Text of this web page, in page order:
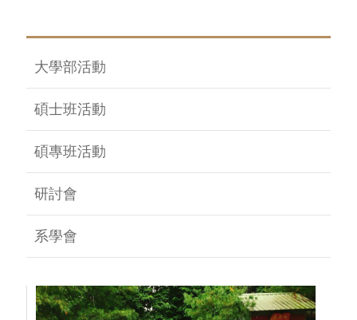
大學部活動
碩士班活動
碩專班活動
研討會
系學會